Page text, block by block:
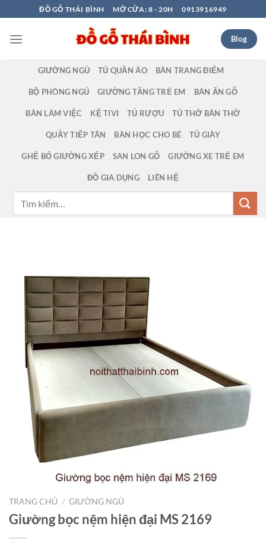
qua
nội
ĐỒ GỖ THÁI BÌNH MỞ CỬA: 8 - 20H 0913916949
Blog
GIƯỜNG NGỦ TỦ QUẦN ÁO BÀN TRANG ĐIỂM
BỘ PHÒNG NGỦ GIƯỜNG TẦNG TRẺ EM BÀN ĂN GỖ
BÀN LÀM VIỆC KỆ TIVI TỦ RƯỢU TỦ THỜ BÀN THỜ
QUẦY TIẾP TÂN BÀN HỌC CHO BÉ TỦ GIÀY
GHẾ BỐ GIƯỜNG XẾP SAN LON GỖ GIƯỜNG XE TRẺ EM
ĐỒ GIA DỤNG LIÊN HỆ
TRANG CHỦ / GIƯỜNG NGỦ
Giường bọc nệm hiện đại MS 2169